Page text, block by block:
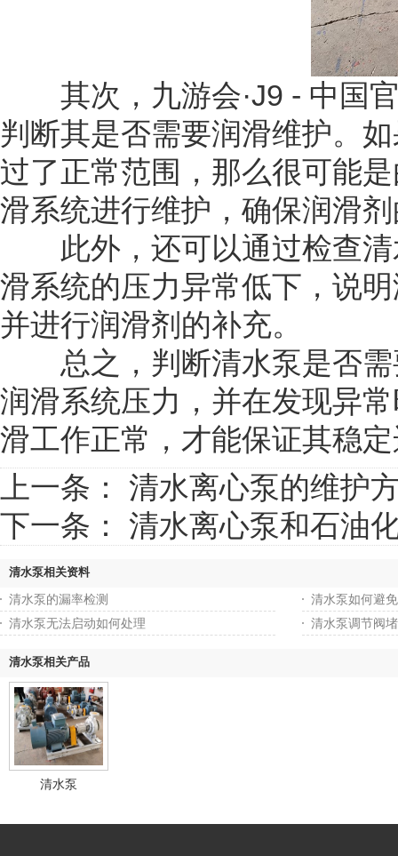
其次，九游会·J9 - 中国官
判断其是否需要润滑维护。
过了正常范围，那么很可能
滑系统进行维护，确保润滑
此外，还可以通过检查清
滑系统的压力异常低下，说
并进行润滑剂的补充。
总之，判断清水泵是否需
润滑系统压力，并在发现异
滑工作正常，才能保证其稳
上一条： 清水离心泵的维护
下一条： 清水离心泵和石油
清水泵相关资料
清水泵的漏率检测
清水泵如何避
清水泵无法启动如何处理
清水泵调节阀
清水泵相关产品
清水泵